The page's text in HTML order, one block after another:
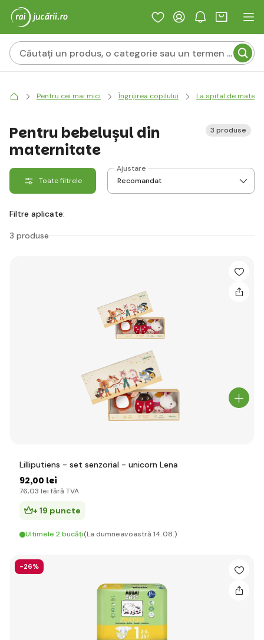
Pentru cei mai mici Îngrijirea copilului La spital de
Pentru bebelușul din
maternitate
3 produse
Toate filtrele
Ajustare
Filtre aplicate:
3 produse
Lilliputiens - set senzorial - unicorn Lena
92,00 lei
76,03 lei fără TVA
+ 19 puncte
Ultimele 2 bucăți(La dumneavoastră 14.08.)
-26%